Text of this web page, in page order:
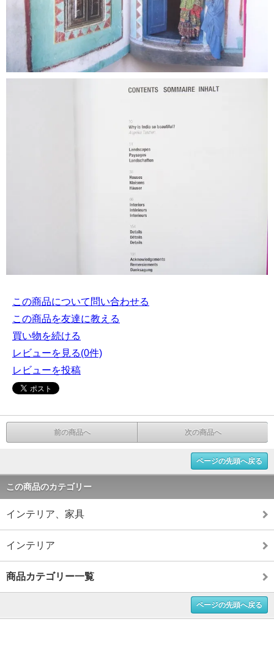
この商品について問い合わせる
この商品を友達に教える
買い物を続ける
レビューを見る(0件)
レビューを投稿
前の商品へ 次の商品へ
ページの先頭へ戻る
この商品のカテゴリー
インテリア、家具
インテリア
商品カテゴリー一覧
ページの先頭へ戻る